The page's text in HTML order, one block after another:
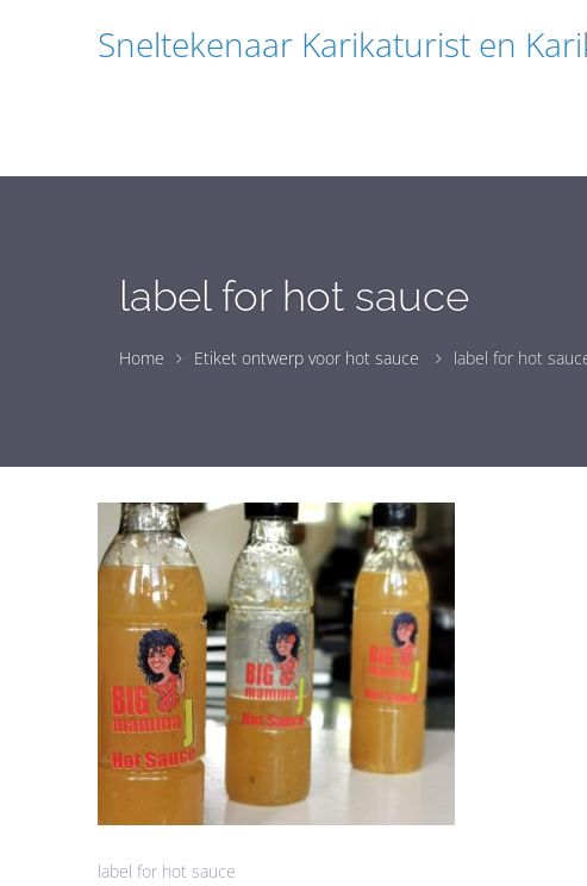
Sneltekenaar Karikaturist en
label for hot sauce
Home Etiket ontwerp voor hot sauce label for hot
label for hot sauce